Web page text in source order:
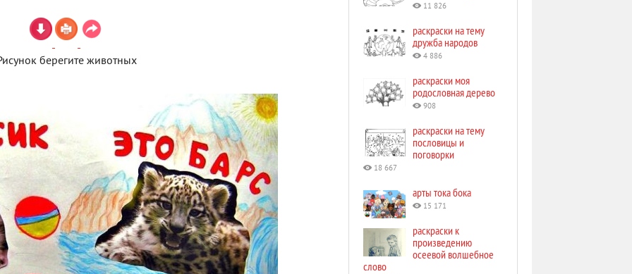
берегите животных
11 826
раскраски на тему
дружба народов
4 886
раскраски моя
родословная дерево
908
раскраски на тему
пословицы и
поговорки
18 667
арты тока бока
15 171
раскраски к
произведению
осеевой волшебное
слово